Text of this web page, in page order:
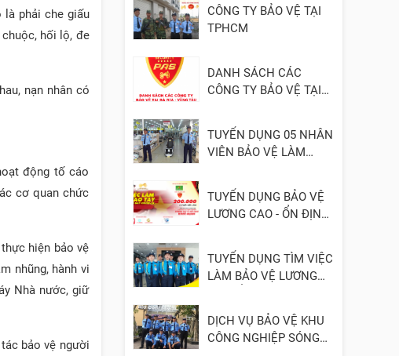
phải che giấu
hối lộ, đe
nạn nhân có
động tố cáo
cơ quan chức
hiện bảo vệ
nhũng, hành vi
Nhà nước, giữ
bảo vệ người
CÔNG TY BẢO VỆ TẠI
TPHCM
DANH SÁCH CÁC
CÔNG TY BẢO VỆ TẠI
TUYỂN DỤNG 05 NHÂN
VIÊN BẢO VỆ LÀM
TUYỂN DỤNG BẢO VỆ
LƯƠNG CAO - ỔN ĐỊNH
TUYỂN DỤNG TÌM VIỆC
LÀM BẢO VỆ LƯƠNG
DỊCH VỤ BẢO VỆ KHU
CÔNG NGHIỆP SÓNG